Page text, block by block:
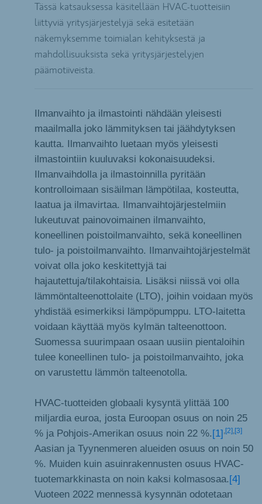
Tässä katsauksessa käsitellään HVAC-tuotteisiin
liittyviä yritysjärjestelyjä sekä esitetään
näkemyksemme toimialan kehityksestä ja
mahdollisuuksista sekä yritysjärjestelyjen
päämotiiveista.
Ilmanvaihto ja ilmastointi nähdään yleisesti
maailmalla joko lämmityksen tai jäähdytyksen
kautta. Ilmanvaihto luetaan myös yleisesti
ilmastointiin kuuluvaksi kokonaisuudeksi.
Ilmanvaihdolla ja ilmastoinnilla pyritään
kontrolloimaan sisäilman lämpötilaa, kosteutta,
laatua ja ilmavirtaa. Ilmanvaihtojärjestelmiin
lukeutuvat painovoimainen ilmanvaihto,
koneellinen poistoilmanvaihto, sekä koneellinen
tulo- ja poistoilmanvaihto. Ilmanvaihtojärjestelmät
voivat olla joko keskitettyjä tai
hajautettuja/tilakohtaisia. Lisäksi niissä voi olla
lämmöntalteenottolaite (LTO), joihin voidaan myös
yhdistää esimerkiksi lämpöpumppu. LTO-laitetta
voidaan käyttää myös kylmän talteenottoon.
Suomessa suurimpaan osaan uusiin pientaloihin
tulee koneellinen tulo- ja poistoilmanvaihto, joka
on varustettu lämmön talteenotolla.
HVAC-tuotteiden globaali kysyntä ylittää 100
miljardia euroa, josta Euroopan osuus on noin 25
% ja Pohjois-Amerikan osuus noin 22 %.[1], [2], [3]
Aasian ja Tyynenmeren alueiden osuus on noin 50
%. Muiden kuin asuinrakennusten osuus HVAC-
tuotemarkkinasta on noin kaksi kolmasosaa.[4]
Vuoteen 2022 mennessä kysynnän odotetaan